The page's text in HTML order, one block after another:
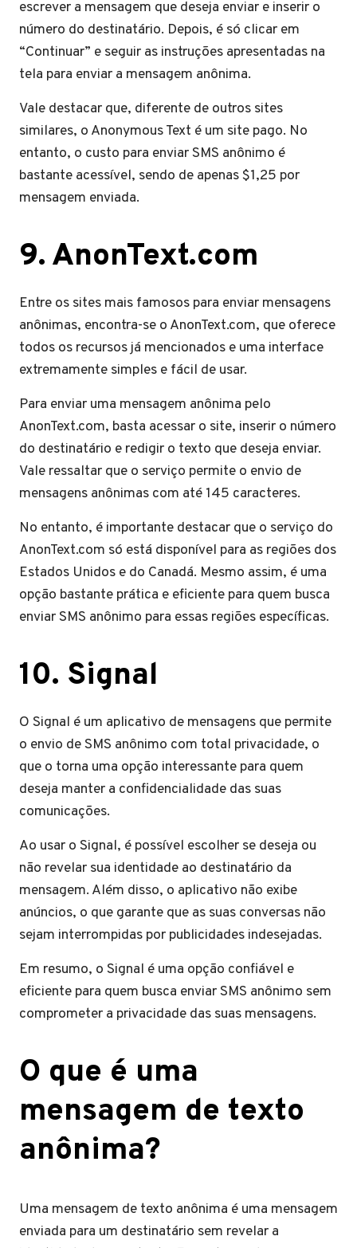
escrever a mensagem que deseja enviar e inserir o
número do destinatário. Depois, é só clicar em
“Continuar” e seguir as instruções apresentadas na
tela para enviar a mensagem anônima.
Vale destacar que, diferente de outros sites
similares, o Anonymous Text é um site pago. No
entanto, o custo para enviar SMS anônimo é
bastante acessível, sendo de apenas $1,25 por
mensagem enviada.
9. AnonText.com
Entre os sites mais famosos para enviar mensagens
anônimas, encontra-se o AnonText.com, que oferece
todos os recursos já mencionados e uma interface
extremamente simples e fácil de usar.
Para enviar uma mensagem anônima pelo
AnonText.com, basta acessar o site, inserir o número
do destinatário e redigir o texto que deseja enviar.
Vale ressaltar que o serviço permite o envio de
mensagens anônimas com até 145 caracteres.
No entanto, é importante destacar que o serviço do
AnonText.com só está disponível para as regiões dos
Estados Unidos e do Canadá. Mesmo assim, é uma
opção bastante prática e eficiente para quem busca
enviar SMS anônimo para essas regiões específicas.
10. Signal
O Signal é um aplicativo de mensagens que permite
o envio de SMS anônimo com total privacidade, o
que o torna uma opção interessante para quem
deseja manter a confidencialidade das suas
comunicações.
Ao usar o Signal, é possível escolher se deseja ou
não revelar sua identidade ao destinatário da
mensagem. Além disso, o aplicativo não exibe
anúncios, o que garante que as suas conversas não
sejam interrompidas por publicidades indesejadas.
Em resumo, o Signal é uma opção confiável e
eficiente para quem busca enviar SMS anônimo sem
comprometer a privacidade das suas mensagens.
O que é uma
mensagem de texto
anônima?
Uma mensagem de texto anônima é uma mensagem
enviada para um destinatário sem revelar a